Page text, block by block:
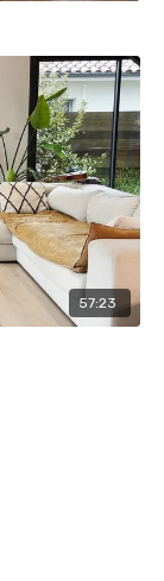
57:23